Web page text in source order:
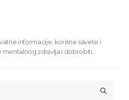
informacije, korisne savete i
zdravlja i dobrobiti.